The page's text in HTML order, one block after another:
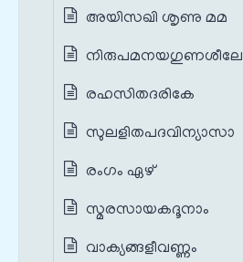
അയിസഖി ശൃണു മമ
നിരുപമനയഗുണശീലേ
രഹസിതദരികേ
സുലളിതപദവിന്യാസാ
രംഗം ഏഴ്
സ്മരസായകദൂനാം
വാക്യങ്ങളീവണ്ണം